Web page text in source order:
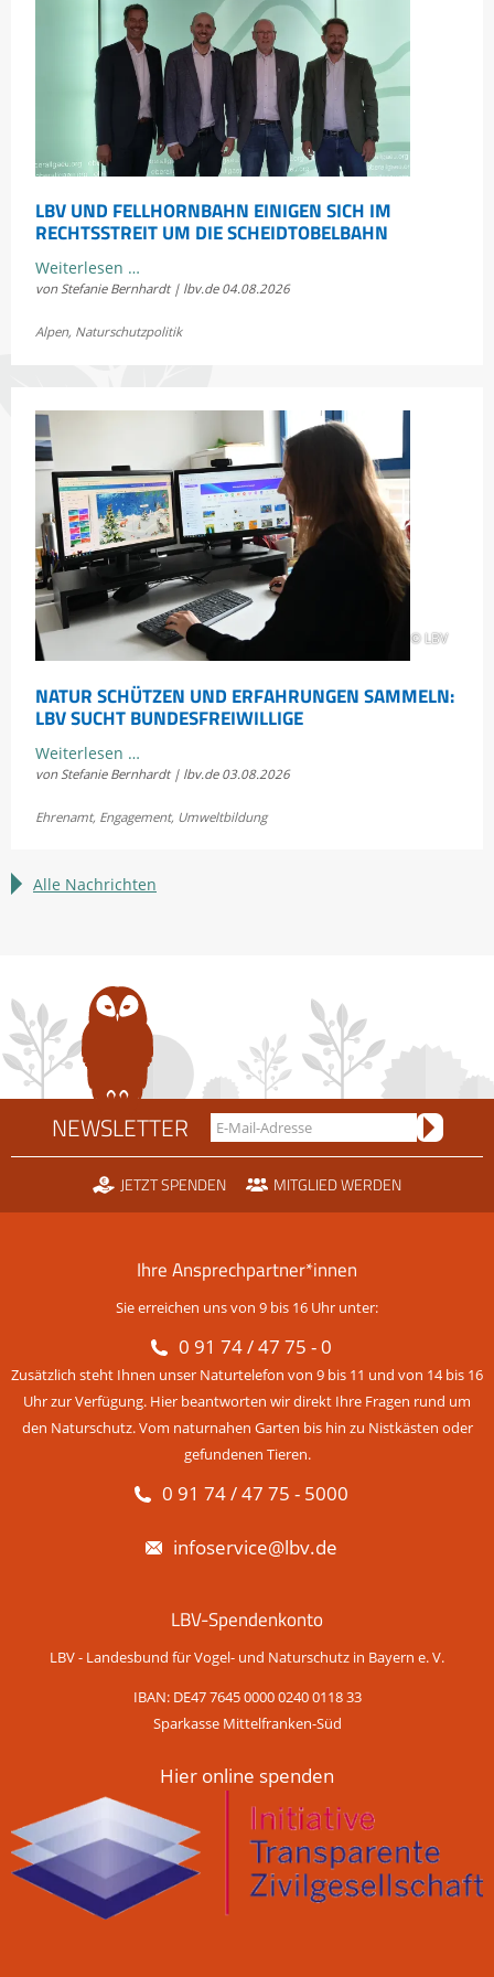
LBV UND FELLHORNBAHN EINIGEN SICH IM
RECHTSSTREIT UM DIE SCHEIDTOBELBAHN
Weiterlesen …LBV
und
einigen
die
Scheidtobelbahn
von Stefanie Bernhardt | lbv.de 04.08.2026
Alpen, Naturschutzpolitik
© LBV
NATUR SCHÜTZEN UND ERFAHRUNGEN SAMMELN:
LBV SUCHT BUNDESFREIWILLIGE
Weiterlesen …
schützen
Erfahrungen
LBV
von Stefanie Bernhardt | lbv.de 03.08.2026
Ehrenamt, Engagement, Umweltbildung
Alle Nachrichten
NEWSLETTER
JETZT SPENDEN MITGLIED WERDEN
Ihre Ansprechpartner*innen
Sie erreichen uns von 9 bis 16 Uhr unter:
0 91 74 / 47 75 - 0
Zusätzlich steht Ihnen unser Naturtelefon von 9 bis 11 und von 14 bis 16
Uhr zur Verfügung. Hier beantworten wir direkt Ihre Fragen rund um
den Naturschutz. Vom naturnahen Garten bis hin zu Nistkästen oder
gefundenen Tieren.
0 91 74 / 47 75 - 5000
infoservice@lbv.de
LBV-Spendenkonto
LBV - Landesbund für Vogel- und Naturschutz in Bayern e. V.
IBAN: DE47 7645 0000 0240 0118 33
Sparkasse Mittelfranken-Süd
Hier online spenden